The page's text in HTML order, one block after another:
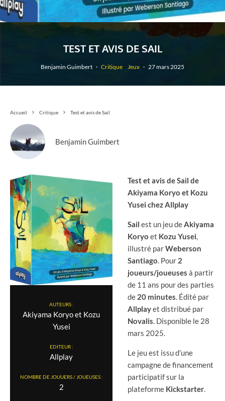
TEST ET AVIS DE SAIL
Benjamin Guimbert · Critique Jeux · 27 mars 2025
Accueil Critique Test et avis de Sail
Benjamin Guimbert
AUTEURS :
Akiyama Koryo et Kozu
Yusei
EDITEUR :
Allplay
NOMBRE DE JOUUERS / JOUEUSES :
2
Test et avis de Sail de
Akiyama Koryo et Kozu
Yusei chez Allplay
Sail est un jeu deAkiyama
Koryo et Kozu Yusei,
illustré parWeberson
Santiago. Pour 2
joueurs/joueuses à partir
de 11 ans pour des parties
de 20 minutes. Édité par
Allplayet distribué par
Novalis. Disponible le 28
mars 2025.
Le jeu est issu d’une
campagne de financement
participatif sur la
plateforme Kickstarter.